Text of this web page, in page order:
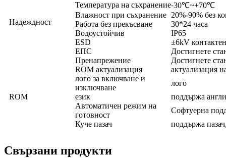
Надеждност
Температура на съхранение⁃30℃~+70℃
Влажност при съхранение 20%-90% без
Работа без прекъсване
30*24 часа
Водоустойчив
IP65
ESD
±6kV
ЕПС
Достигнете
Пренапрежение
Достигнете
ROM
ROM актуализация
актуализация
лого за включване и
изключване
лого
език
поддържа
Автоматичен режим на
готовност
Софтуерна
Куче пазач
поддържа
Свързани продукти